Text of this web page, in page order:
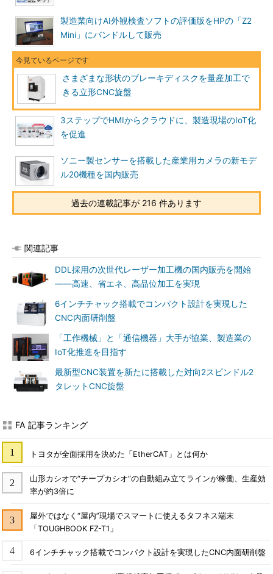
製造業向けAI外観検査ソフトの評価版をHPの「Z2
Mini」にバンドルして販売
さまざまな形状のブレーキディスクを量産加工で
きる立形CNC旋盤
3ステップでHMIからクラウドに、製造現場のIoT化
を促進
ソニー製センサーを搭載した産業用カメラの新モデ
ル20機種を国内販売
過去の連載記事が 216 件あります
関連記事
DDL採用の次世代レーザー加工機の国内販売を開始
――高速、省エネ、高品位加工を実現
6インチチャック搭載でコンパクト設計を実現した
CNC内面研削盤
「工作機械」と「通信機器」大手が協業、製造業の
IoT化推進を目指す
最新型CNC装置を新たに搭載した対向2スピンドル2
タレットCNC旋盤
FA 記事ランキング
トヨタが全面採用を決めた「EtherCAT」とは何か
山形カシオで“チープカシオ”の自動組み立てラインが稼働、生産効
率が約3倍に
屋外ではなく“屋内”現場でスマートに使えるタフネス端末
「TOUGHBOOK FZ-T1」
6インチチャック搭載でコンパクト設計を実現したCNC内面研削盤